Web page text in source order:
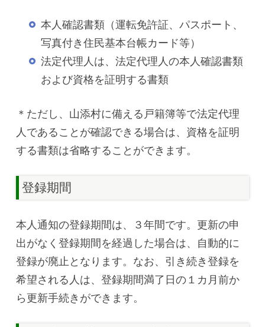
本人確認書類（運転免許証、パスポート、
写真付き住民基本台帳カード等）
法定代理人は、法定代理人の本人確認書類
および資格を証明する書類
＊ただし、山添村に備える戸籍簿等で法定代理
人であることが確認できる場合は、資格を証明
する書類は省略することができます。
登録期間
本人通知の登録期間は、３年間です。更新の申
出がなく登録期間を経過した場合は、自動的に
登録が廃止となります。なお、引き続き登録を
希望される人は、登録期間満了日の１カ月前か
ら更新手続きができます。